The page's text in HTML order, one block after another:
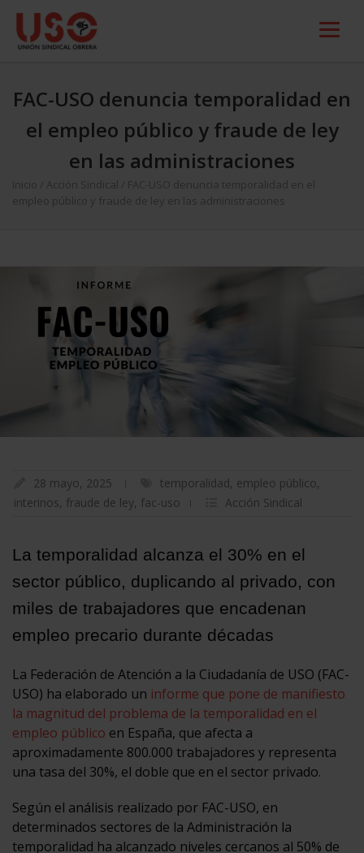
FAC-USO denuncia temporalidad en
el empleo público y fraude de ley
en las administraciones
Inicio Acción Sindical
FAC-USO denuncia temporalidad en el
empleo público y fraude de ley en las administraciones
28 mayo, 2025 temporalidad, empleo público,
interinos, fraude de ley, fac-uso Acción Sindical
La temporalidad alcanza el 30% en el
sector público, duplicando al privado, con
miles de trabajadores que encadenan
empleo precario durante décadas
La Federación de Atención a la Ciudadanía de USO (FAC-
USO) ha elaborado un informe que pone de manifiesto
la magnitud del problema de la temporalidad en el
empleo público en España, que afecta a
aproximadamente 800.000 trabajadores y representa
una tasa del 30%, el doble que en el sector privado.
Según el análisis realizado por FAC-USO, en
determinados sectores de la Administración la
temporalidad ha alcanzado niveles cercanos al 50% de